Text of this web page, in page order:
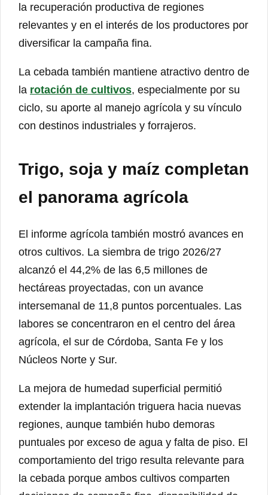
la recuperación productiva de regiones
relevantes y en el interés de los productores por
diversificar la campaña fina.
La cebada también mantiene atractivo dentro de
la rotación de cultivos, especialmente por su
ciclo, su aporte al manejo agrícola y su vínculo
con destinos industriales y forrajeros.
Trigo, soja y maíz completan
el panorama agrícola
El informe agrícola también mostró avances en
otros cultivos. La siembra de trigo 2026/27
alcanzó el 44,2% de las 6,5 millones de
hectáreas proyectadas, con un avance
intersemanal de 11,8 puntos porcentuales. Las
labores se concentraron en el centro del área
agrícola, el sur de Córdoba, Santa Fe y los
Núcleos Norte y Sur.
La mejora de humedad superficial permitió
extender la implantación triguera hacia nuevas
regiones, aunque también hubo demoras
puntuales por exceso de agua y falta de piso. El
comportamiento del trigo resulta relevante para
la cebada porque ambos cultivos comparten